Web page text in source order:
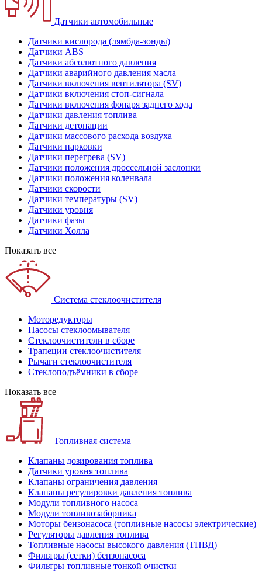
Датчики автомобильные
Датчики кислорода (лямбда-зонды)
Датчики ABS
Датчики абсолютного давления
Датчики аварийного давления масла
Датчики включения вентилятора (SV)
Датчики включения стоп-сигнала
Датчики включения фонаря заднего хода
Датчики давления топлива
Датчики детонации
Датчики массового расхода воздуха
Датчики парковки
Датчики перегрева (SV)
Датчики положения дроссельной заслонки
Датчики положения коленвала
Датчики скорости
Датчики температуры (SV)
Датчики уровня
Датчики фазы
Датчики Холла
Показать все
Система стеклоочистителя
Моторедукторы
Насосы стеклоомывателя
Стеклоочистители в сборе
Трапеции стеклоочистителя
Рычаги стеклоочистителя
Стеклоподъёмники в сборе
Показать все
Топливная система
Клапаны дозирования топлива
Датчики уровня топлива
Клапаны ограничения давления
Клапаны регулировки давления топлива
Модули топливного насоса
Модули топливозаборника
Моторы бензонасоса (топливные насосы электрические)
Регуляторы давления топлива
Топливные насосы высокого давления (ТНВД)
Фильтры (сетки) бензонасоса
Фильтры топливные тонкой очистки